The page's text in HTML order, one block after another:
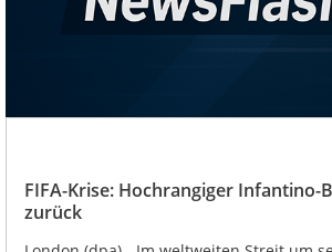
FIFA-Krise: Hochrangiger
zurück